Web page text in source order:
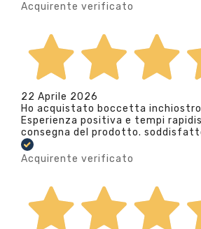
Acquirente verificato
22 Aprile 2026
Ho acquistato boccetta inchiostro
Esperienza positiva e tempi
consegna del prodotto.
Acquirente verificato